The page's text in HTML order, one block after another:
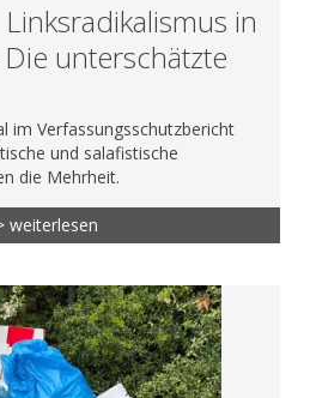
in
unterschätzte
im Verfassungsschutzbericht
und salafistische
die Mehrheit.
weiterlesen